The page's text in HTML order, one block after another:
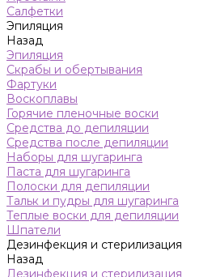
Салфетки
Эпиляция
Назад
Эпиляция
Скрабы и обертывания
Фартуки
Воскоплавы
Горячие пленочные воски
Средства до депиляции
Средства после депиляции
Наборы для шугаринга
Паста для шугаринга
Полоски для депиляции
Тальк и пудры для шугаринга
Теплые воски для депиляции
Шпатели
Дезинфекция и стерилизация
Назад
Дезинфекция и стерилизация